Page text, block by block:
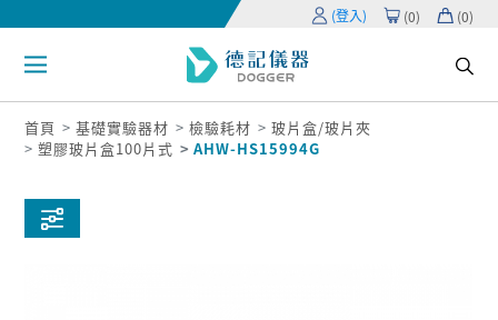
(登入) (0) (0)
首頁 基礎實驗器材 檢驗耗材
玻片盒/玻片夾
塑膠玻片盒100片式
AHW-HS15994G